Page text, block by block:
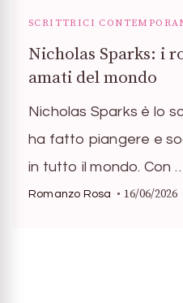
SCRITTRICI
Nicholas Sparks: i
amati del mondo
Nicholas Sparks è lo
ha fatto piangere e
in tutto il mondo. Con
Romanzo Rosa 16/06/2026